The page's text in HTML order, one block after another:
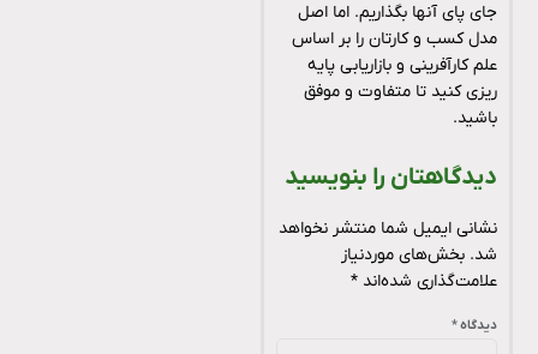
جای پای آنها بگذاریم. اما اصل
مدل کسب و کارتان را بر اساس
علم کارآفرینی و بازاریابی پایه
ریزی کنید تا متفاوت و موفق
باشید.
دیدگاهتان را بنویسید
نشانی ایمیل شما منتشر نخواهد
بخش‌های موردنیاز
علامت‌گذاری شده‌اند*
دیدگاه*